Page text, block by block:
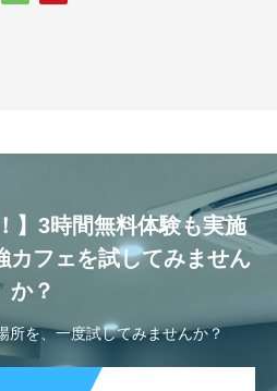
】3時間無料体験も実施
カフェを試してみません
か？
所を、一度試してみませんか？